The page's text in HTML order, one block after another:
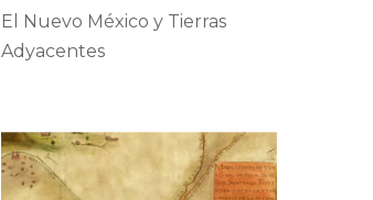
El Nuevo México y Tierras
Adyacentes